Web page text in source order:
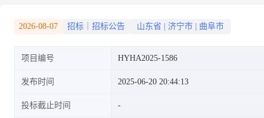
2026-08-07 招标｜招标公告 山东省 济宁市 曲阜市
项目编号 HYHA2025-1586
发布时间 2025-06-20 20:44:13
投标截止时间